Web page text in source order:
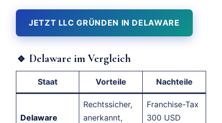
JETZT LLC GRÜNDEN IN DELAWARE
🔹 Delaware im Vergleich
Staat Vorteile Nachteile
Delaware
Rechtssicher,
anerkannt,
Franchise-Tax
300 USD